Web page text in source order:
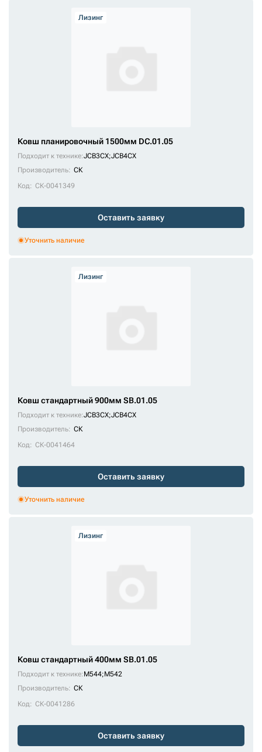
Лизинг
Ковш планировочный 1500мм DC.01.05
Подходит к технике:JCB3CX;JCB4CX
Производитель: СК
Код: СК-0041349
Оставить заявку
Уточнить наличие
Лизинг
Ковш стандартный 900мм SB.01.05
Подходит к технике:JCB3CX;JCB4CX
Производитель: СК
Код: СК-0041464
Оставить заявку
Уточнить наличие
Лизинг
Ковш стандартный 400мм SB.01.05
Подходит к технике:M544;M542
Производитель: СК
Код: СК-0041286
Оставить заявку